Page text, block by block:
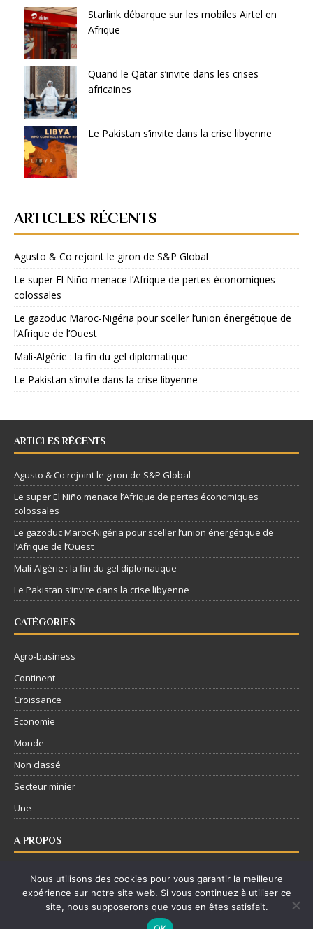
Starlink débarque sur les mobiles Airtel en
Afrique
Quand le Qatar s’invite dans les crises
africaines
Le Pakistan s’invite dans la crise libyenne
ARTICLES RÉCENTS
Agusto & Co rejoint le giron de S&P Global
Le super El Niño menace l’Afrique de pertes économiques
colossales
Le gazoduc Maroc-Nigéria pour sceller l’union énergétique de
l’Afrique de l’Ouest
Mali-Algérie : la fin du gel diplomatique
Le Pakistan s’invite dans la crise libyenne
ARTICLES RÉCENTS
Agusto & Co rejoint le giron de S&P Global
Le super El Niño menace l’Afrique de pertes économiques
colossales
Le gazoduc Maroc-Nigéria pour sceller l’union énergétique de
l’Afrique de l’Ouest
Mali-Algérie : la fin du gel diplomatique
Le Pakistan s’invite dans la crise libyenne
CATÉGORIES
Agro-business
Continent
Croissance
Economie
Monde
Non classé
Secteur minier
Une
A PROPOS
Nous contacter
Mentions légales
Nous utilisons des cookies pour vous garantir la meilleure
expérience sur notre site web. Si vous continuez à utiliser ce
site, nous supposerons que vous en êtes satisfait.